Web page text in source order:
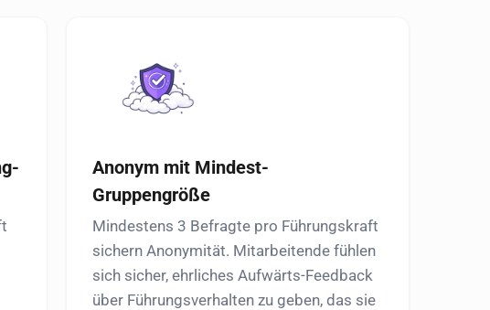
Anonym mit Mindest-
Gruppengröße
Mindestens 3 Befragte pro Führungskraft
sichern Anonymität. Mitarbeitende fühlen
sich sicher, ehrliches Aufwärts-Feedback
über Führungsverhalten zu geben, das sie